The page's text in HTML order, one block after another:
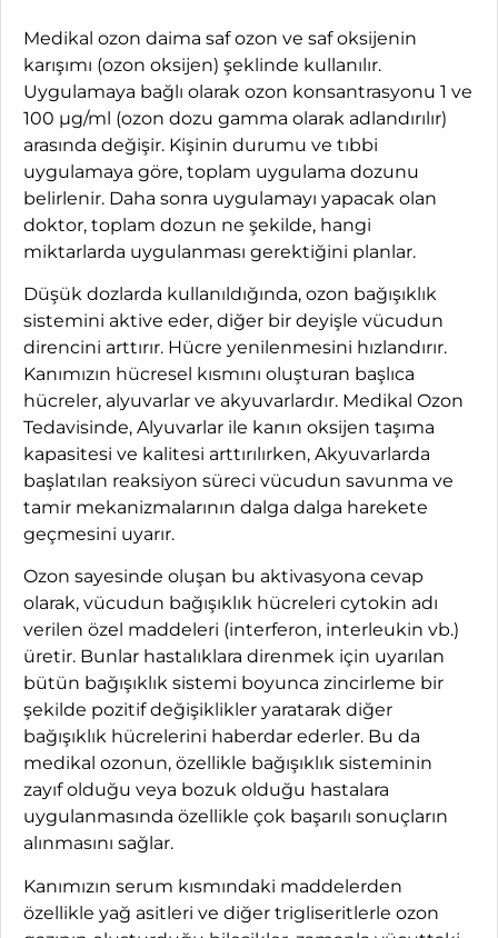
Medikal ozon daima saf ozon ve saf oksijenin
karışımı (ozon oksijen) şeklinde kullanılır.
Uygulamaya bağlı olarak ozon konsantrasyonu 1 ve
100 µg/ml (ozon dozu gamma olarak adlandırılır)
arasında değişir. Kişinin durumu ve tıbbi
uygulamaya göre, toplam uygulama dozunu
belirlenir. Daha sonra uygulamayı yapacak olan
doktor, toplam dozun ne şekilde, hangi
miktarlarda uygulanması gerektiğini planlar.
Düşük dozlarda kullanıldığında, ozon bağışıklık
sistemini aktive eder, diğer bir deyişle vücudun
direncini arttırır. Hücre yenilenmesini hızlandırır.
Kanımızın hücresel kısmını oluşturan başlıca
hücreler, alyuvarlar ve akyuvarlardır. Medikal Ozon
Tedavisinde, Alyuvarlar ile kanın oksijen taşıma
kapasitesi ve kalitesi arttırılırken, Akyuvarlarda
başlatılan reaksiyon süreci vücudun savunma ve
tamir mekanizmalarının dalga dalga harekete
geçmesini uyarır.
Ozon sayesinde oluşan bu aktivasyona cevap
olarak, vücudun bağışıklık hücreleri cytokin adı
verilen özel maddeleri (interferon, interleukin vb.)
üretir. Bunlar hastalıklara direnmek için uyarılan
bütün bağışıklık sistemi boyunca zincirleme bir
şekilde pozitif değişiklikler yaratarak diğer
bağışıklık hücrelerini haberdar ederler. Bu da
medikal ozonun, özellikle bağışıklık sisteminin
zayıf olduğu veya bozuk olduğu hastalara
uygulanmasında özellikle çok başarılı sonuçların
alınmasını sağlar.
Kanımızın serum kısmındaki maddelerden
özellikle yağ asitleri ve diğer trigliseritlerle ozon